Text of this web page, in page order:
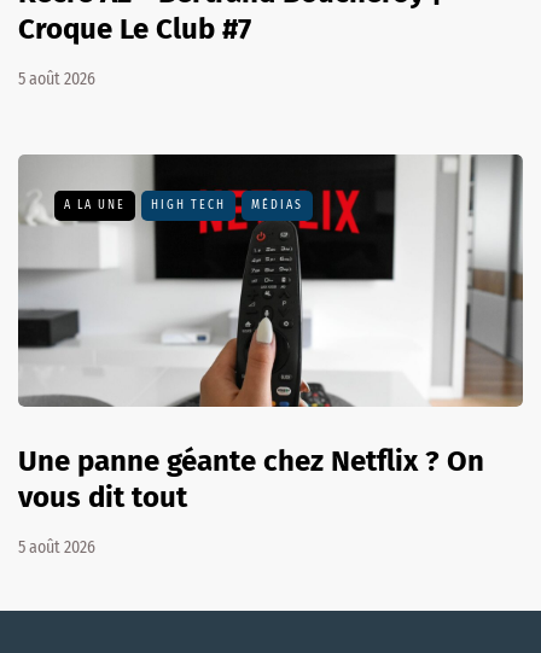
Croque Le Club #7
5 août 2026
A LA UNE HIGH TECH MÉDIAS
Une panne géante chez Netflix ? On
vous dit tout
5 août 2026